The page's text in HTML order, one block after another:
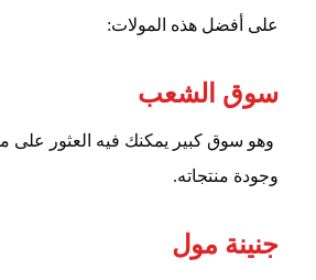
على أفضل هذه المولات:
سوق الشعب
وهو سوق كبير يمكنك فيه العثور على
وجودة منتجاته.
جنينة مول